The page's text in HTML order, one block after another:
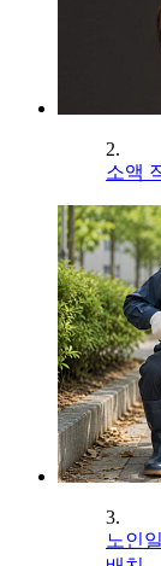
2.
소액
3.
노인